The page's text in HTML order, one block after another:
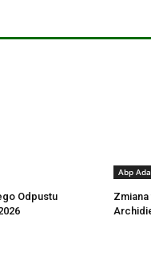
Odpustu
Abp